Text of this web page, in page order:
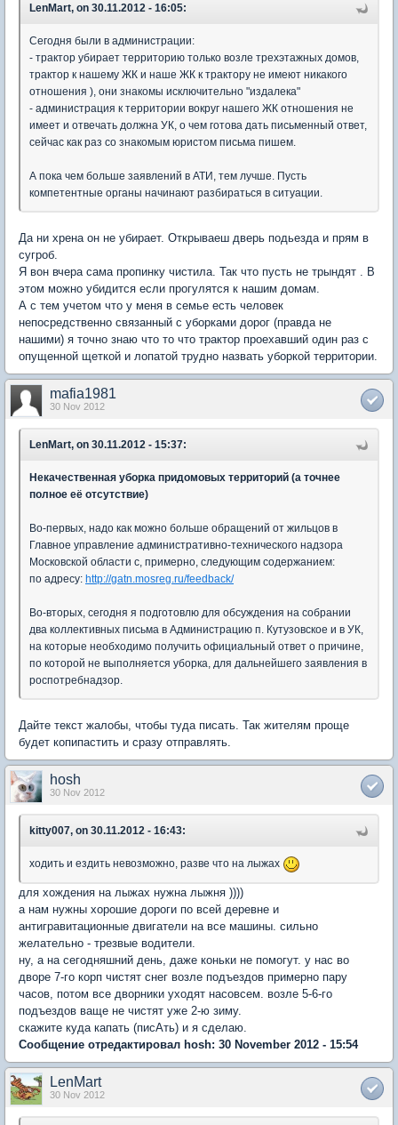
LenMart, on 30.11.2012 - 16:05:
Сегодня были в администрации:
- трактор убирает территорию только возле трехэтажных домов,
трактор к нашему ЖК и наше ЖК к трактору не имеют никакого
отношения ), они знакомы исключительно "издалека"
- администрация к территории вокруг нашего ЖК отношения не
имеет и отвечать должна УК, о чем готова дать письменный ответ,
сейчас как раз со знакомым юристом письма пишем.
А пока чем больше заявлений в АТИ, тем лучше. Пусть
компетентные органы начинают разбираться в ситуации.
Да ни хрена он не убирает. Открываеш дверь подьезда и прям в
сугроб.
Я вон вчера сама пропинку чистила. Так что пусть не трындят . В
этом можно убидится если прогулятся к нашим домам.
А с тем учетом что у меня в семье есть человек
непосредственно связанный с уборками дорог (правда не
нашими) я точно знаю что то что трактор проехавший один раз с
опущенной щеткой и лопатой трудно назвать уборкой территории.
mafia1981
30 Nov 2012
LenMart, on 30.11.2012 - 15:37:
Некачественная уборка придомовых территорий (а точнее
полное её отсутствие)
Во-первых, надо как можно больше обращений от жильцов в
Главное управление административно-технического надзора
Московской области с, примерно, следующим содержанием:
по адресу: http://gatn.mosreg.ru/feedback/
Во-вторых, сегодня я подготовлю для обсуждения на собрании
два коллективных письма в Администрацию п. Кутузовское и в УК,
на которые необходимо получить официальный ответ о причине,
по которой не выполняется уборка, для дальнейшего заявления в
роспотребнадзор.
Дайте текст жалобы, чтобы туда писать. Так жителям проще
будет копипастить и сразу отправлять.
hosh
30 Nov 2012
kitty007, on 30.11.2012 - 16:43:
ходить и ездить невозможно, разве что на лыжах
для хождения на лыжах нужна лыжня ))))
а нам нужны хорошие дороги по всей деревне и
антигравитационные двигатели на все машины. сильно
желательно - трезвые водители.
ну, а на сегодняшний день, даже коньки не помогут. у нас во
дворе 7-го корп чистят снег возле подъездов примерно пару
часов, потом все дворники уходят насовсем. возле 5-6-го
подъездов ваще не чистят уже 2-ю зиму.
скажите куда капать (писАть) и я сделаю.
Сообщение отредактировал hosh: 30 November 2012 - 15:54
LenMart
30 Nov 2012